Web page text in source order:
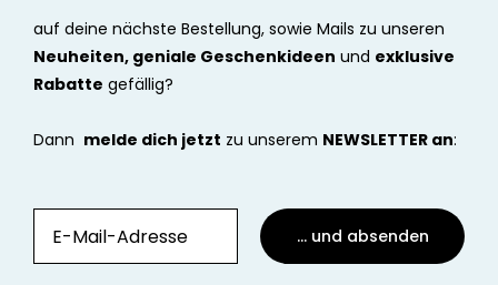
auf deine nächste Bestellung, sowie Mails zu unseren
Neuheiten, geniale Geschenkideen und exklusive
Rabatte gefällig?
Dann melde dich jetzt zu unserem NEWSLETTER an:
... und absenden